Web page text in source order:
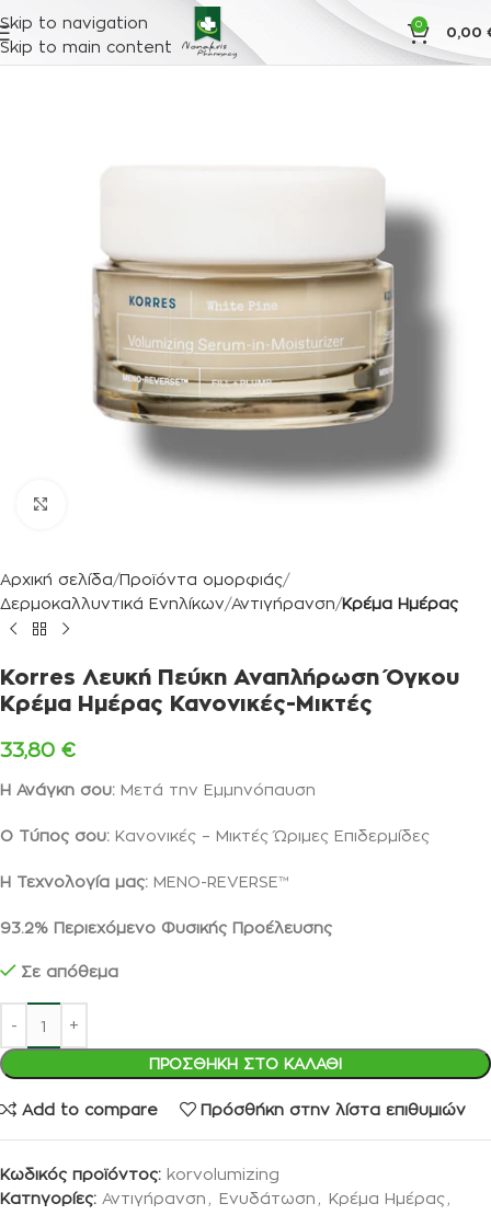
Skip to navigation
Skip to main content
0
0,00
Αρχική σελίδα Προϊόντα ομορφιάς
Δερμοκαλλυντικά Ενηλίκων Αντιγήρανση Κρέμα Ημέρας
Korres Λευκή Πεύκη Αναπλήρωση Όγκου
Κρέμα Ημέρας Κανονικές-Μικτές
33,80 €
Η Ανάγκη σου: Μετά την Εμμηνόπαυση
Ο Τύπος σου: Κανονικές – Μικτές Ώριμες Επιδερμίδες
Η Τεχνολογία μας: MENO-REVERSE™
93.2% Περιεχόμενο Φυσικής Προέλευσης
Σε απόθεμα
ΠΡΟΣΘΉΚΗ ΣΤΟ ΚΑΛΆΘΙ
Add to compare Πρόσθήκη στην λίστα επιθυμιών
Κωδικός προϊόντος: korvolumizing
Κατηγορίες: Αντιγήρανση , Ενυδάτωση , Κρέμα Ημέρας ,